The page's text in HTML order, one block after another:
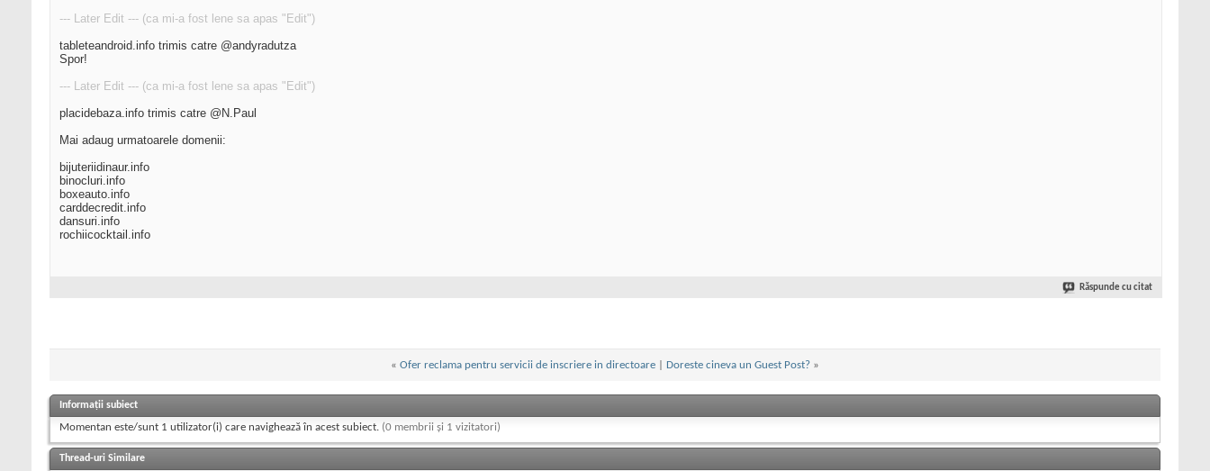
--- Later Edit --- (ca mi-a fost lene sa apas "Edit")
tableteandroid.info trimis catre @andyradutza
Spor!
--- Later Edit --- (ca mi-a fost lene sa apas "Edit")
placidebaza.info trimis catre @N.Paul
Mai adaug urmatoarele domenii:
bijuteriidinaur.info
binocluri.info
boxeauto.info
carddecredit.info
dansuri.info
rochiicocktail.info
Răspunde cu citat
« Ofer reclama pentru servicii de inscriere in directoare Doreste cineva un Guest Post? »
Informații subiect
Momentan este/sunt 1 utilizator(i) care navighează în acest subiect. (0 membrii și 1 vizitatori)
Thread-uri Similare